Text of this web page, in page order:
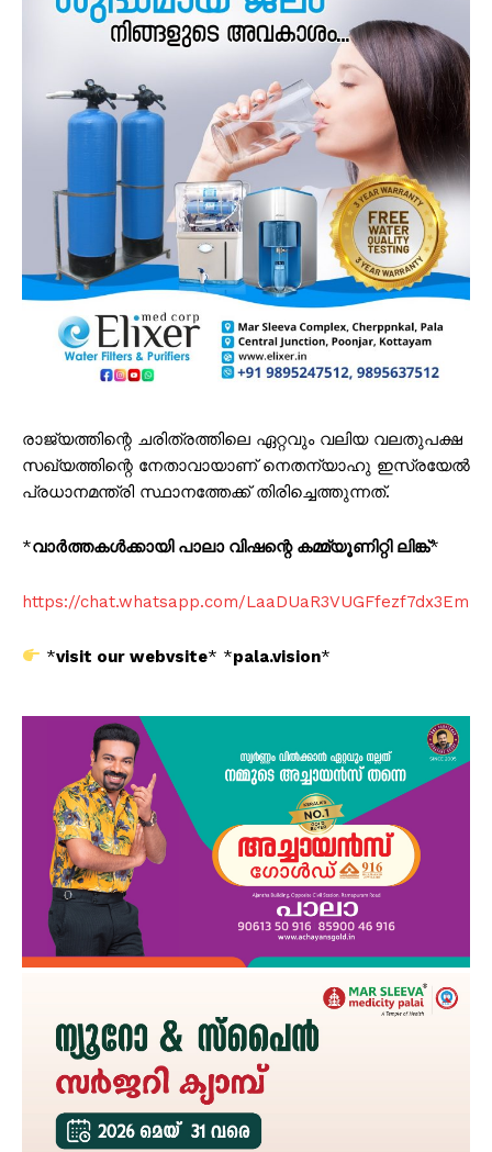
രാജ്യത്തിന്റെ ചരിത്രത്തിലെ ഏറ്റവും വലിയ വലതുപക്ഷ
സഖ്യത്തിന്റെ നേതാവായാണ് നെതന്യാഹു ഇസ്രയേൽ
പ്രധാനമന്ത്രി സ്ഥാനത്തേക്ക് തിരിച്ചെത്തുന്നത്.
*വാർത്തകൾക്കായി പാലാ വിഷന്റെ കമ്മ്യൂണിറ്റി ലിങ്ക്*
https://chat.whatsapp.com/LaaDUaR3VUGFfezf7dx3Em
*visit our webvsite* *pala.vision*